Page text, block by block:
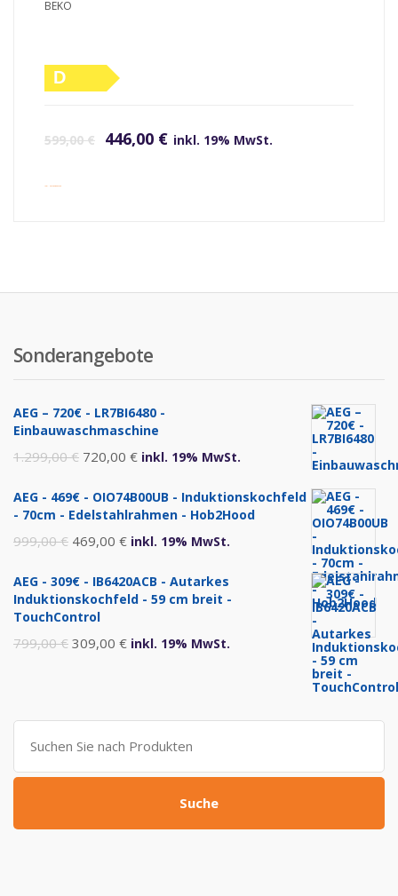
BEKO
D
599,00€ 446,00 € inkl. 19% MwSt.
inkl. Versandkosten
Sonderangebote
AEG – 720€ - LR7BI6480 -
Einbauwaschmaschine
1.299,00€ Ursprünglicher
war:
720,00 €Aktueller
ist:
inkl. 19% MwSt.
AEG - 469€ - OIO74B00UB - Induktionskochfeld
- 70cm - Edelstahlrahmen - Hob2Hood
999,00€ Ursprünglicher
war:
999,00 €
469,00 €Aktueller
ist:
inkl. 19% MwSt.
AEG - 309€ - IB6420ACB - Autarkes
Induktionskochfeld - 59 cm breit -
TouchControl
799,00€ Ursprünglicher
799,00 €
309,00 €Aktueller
309,00 €.
inkl. 19% MwSt.
Suche
nach:
Suche